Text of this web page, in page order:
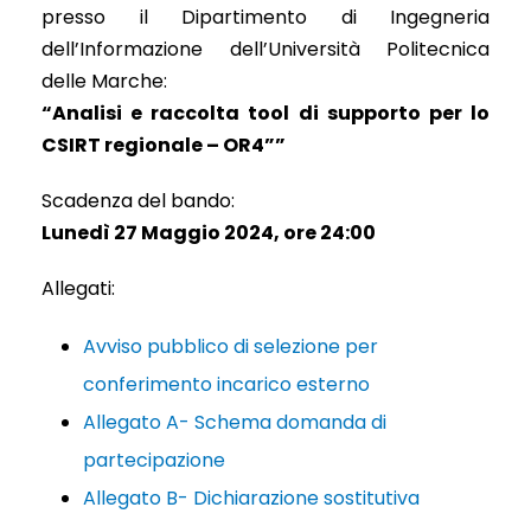
presso il Dipartimento di Ingegneria
dell’Informazione dell’Università Politecnica
delle Marche:
“Analisi e raccolta tool di supporto per lo
CSIRT regionale – OR4””
Scadenza del bando:
Lunedì 27 Maggio 2024, ore 24:00
Allegati:
Avviso pubblico di selezione per
conferimento incarico esterno
Allegato A- Schema domanda di
partecipazione
Allegato B- Dichiarazione sostitutiva